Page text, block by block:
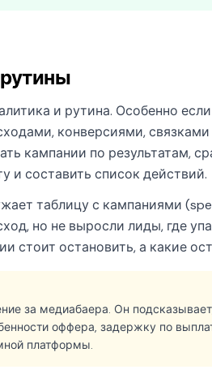
и рутина. Особенно
конверсиями,
кампании по результатам,
и составить список действий.
таблицу с кампаниями
но не выросли лиды, где
стоит остановить, а какие
за медиабаера. Он
оффера, задержку по
платформы.